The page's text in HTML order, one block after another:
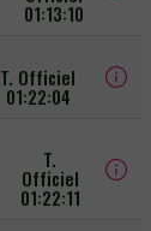
01:13:10
T. Officiel
01:22:04
T.
Officiel
01:22:11